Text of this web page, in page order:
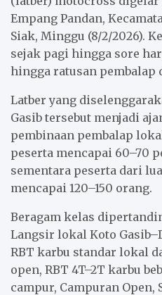
o
o
k
e
r
A
p
p
Empang Pandan,
Siak, Minggu (8/2/2026).
sejak pagi hingga sore
hingga ratusan pembalap
Latber yang
Gasib tersebut menjadi
pembinaan pembalap
peserta mencapai 60–70
sementara peserta dari
mencapai 120–150 orang.
Beragam kelas
Langsir lokal Koto
RBT karbu standar lokal
open, RBT 4T–2T karbu
campur, Campuran